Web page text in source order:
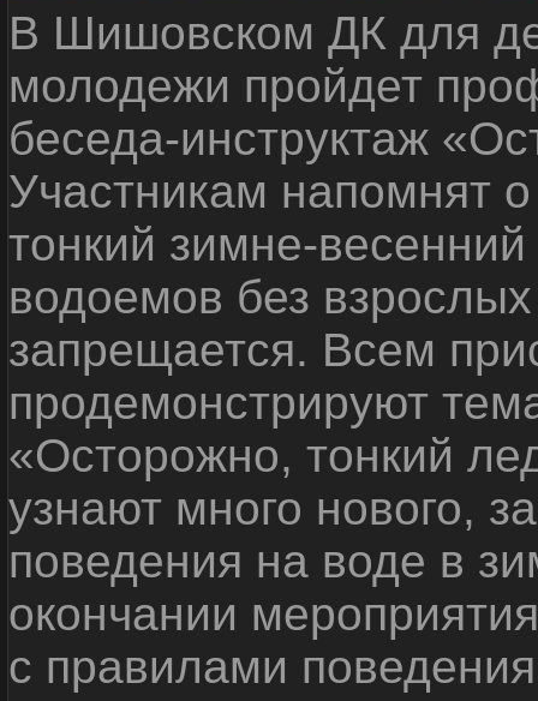
В Шишовском ДК для
молодежи пройдет
беседа-инструктаж
Участникам напомнят
тонкий зимне-
водоемов без взрослых
запрещается. Всем
продемонстрируют
«Осторожно, тонкий
узнают много нового,
поведения на воде в
окончании
с правилами